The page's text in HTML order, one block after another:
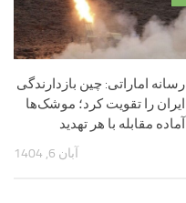
رسانه اماراتی: چین بازدارندگی
ایران را تقویت کرد؛ موشک‌ها
آماده مقابله با هر تهدید
آبان 6, 1404